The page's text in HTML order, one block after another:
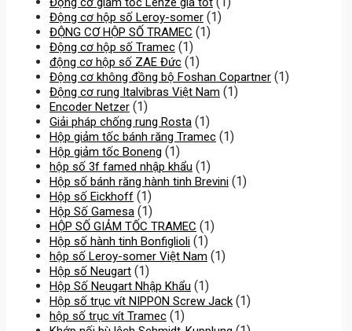
Động cơ hộp số Leroy-somer (1)
ĐỘNG CƠ HỘP SỐ TRAMEC (1)
Động cơ hộp số Tramec (1)
động cơ hộp số ZAE Đức (1)
Động cơ không đồng bộ Foshan Copartner (1)
Động cơ rung Italvibras Việt Nam (1)
Encoder Netzer (1)
Giải pháp chống rung Rosta (1)
Hộp giảm tốc bánh răng Tramec (1)
Hộp giảm tốc Boneng (1)
hộp số 3f famed nhập khẩu (1)
Hộp số bánh răng hành tinh Brevini (1)
Hộp số Eickhoff (1)
Hộp Số Gamesa (1)
HỘP SỐ GIẢM TỐC TRAMEC (1)
Hộp số hành tinh Bonfiglioli (1)
hộp số Leroy-somer Việt Nam (1)
Hộp số Neugart (1)
Hộp Số Neugart Nhập Khẩu (1)
Hộp số trục vít NIPPON Screw Jack (1)
hộp số trục vít Tramec (1)